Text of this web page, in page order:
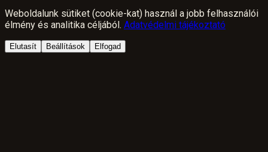
Weboldalunk sütiket (cookie-kat) használ a jobb felhasználói
élmény és analitika céljából. Adatvédelmi tájékoztató
Elutasít Beállítások Elfogad